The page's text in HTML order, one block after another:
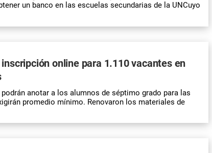
un banco en las escuelas secundarias de la UNCuyo
online para 1.110 vacantes en
anotar a los alumnos de séptimo grado para las
promedio mínimo. Renovaron los materiales de